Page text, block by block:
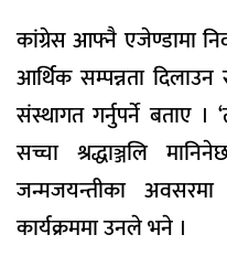
कांग्रेस आफ्नै एजेण्डामा
आर्थिक सम्पन्नता दिलाउन
संस्थागत गर्नुपर्ने बताए ।
सच्चा श्रद्धाञ्जलि
जन्मजयन्तीका
कार्यक्रममा उनले भने ।